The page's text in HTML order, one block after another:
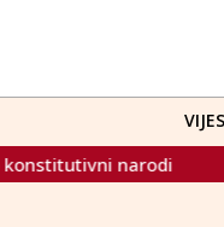
narodi U